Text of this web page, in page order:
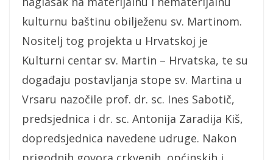
kulturnu baštinu obilježenu sv. Martinom.
Nositelj tog projekta u Hrvatskoj je
Kulturni centar sv. Martin – Hrvatska, te su
događaju postavljanja stope sv. Martina u
Vrsaru nazočile prof. dr. sc. Ines Sabotič,
predsjednica i dr. sc. Antonija Zaradija Kiš,
dopredsjednica navedene udruge. Nakon